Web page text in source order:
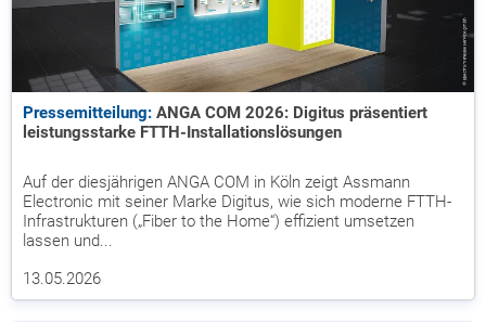
Pressemitteilung: ANGA COM 2026: Digitus präsentiert
leistungsstarke FTTH-Installationslösungen
Auf der diesjährigen ANGA COM in Köln zeigt Assmann
Electronic mit seiner Marke Digitus, wie sich moderne FTTH-
Infrastrukturen („Fiber to the Home“) effizient umsetzen
lassen und...
13.05.2026